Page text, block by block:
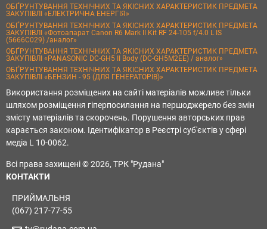
ОБҐРУНТУВАННЯ ТЕХНІЧНИХ ТА ЯКІСНИХ ХАРАКТЕРИСТИК ПРЕДМЕТА
ЗАКУПІВЛІ «ЕЛЕКТРИЧНА ЕНЕРГІЯ»
ОБҐРУНТУВАННЯ ТЕХНІЧНИХ ТА ЯКІСНИХ ХАРАКТЕРИСТИК ПРЕДМЕТА
ЗАКУПІВЛІ «Фотоапарат Canon R6 Mark II Kit RF 24-105 f/4.0 L IS
(5666C029) /аналог»
ОБҐРУНТУВАННЯ ТЕХНІЧНИХ ТА ЯКІСНИХ ХАРАКТЕРИСТИК ПРЕДМЕТА
ЗАКУПІВЛІ «PANASONIC DC-GH5 II Body (DC-GH5M2EE) / аналог»
ОБҐРУНТУВАННЯ ТЕХНІЧНИХ ТА ЯКІСНИХ ХАРАКТЕРИСТИК ПРЕДМЕТА
ЗАКУПІВЛІ «БЕНЗИН - 95 (ДЛЯ ГЕНЕРАТОРІВ)»
Використання розміщених на сайті матеріалів можливе тільки
шляхом розміщення гіперпосилання на першоджерело без змін
змісту матеріалів та скорочень. Порушення авторських прав
карається законом. Ідентифікатор в Реєстрі суб'єктів у сфері
медіа L 10-0062.
Всі права захищені © 2026, ТРК "Рудана"
КОНТАКТИ
ПРИЙМАЛЬНЯ
(067) 217-77-55